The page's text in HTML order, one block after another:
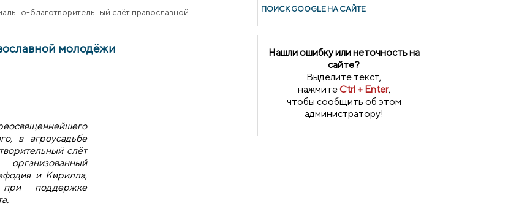
благотворительный слёт православной
молодёжи
в агроусадьбе
слёт
и Кирилла,
при поддержке
ПОИСК GOОGLE НА САЙТЕ
Нашли ошибку или неточность на
сайте?
Выделите текст,
нажмитеCtrl + Enter,
чтобы сообщить об этом
администратору!